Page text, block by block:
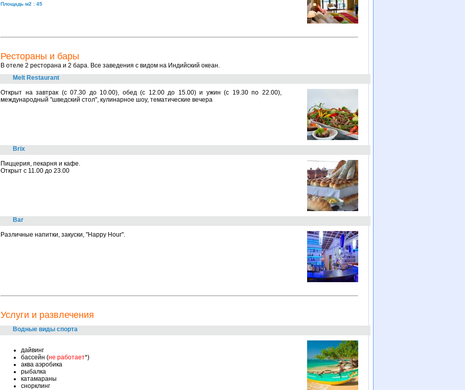
Площадь м2 : 45
Рестораны и бары
В отеле 2 ресторана и 2 бара. Все заведения с видом на Индийский океан.
Melt Restaurant
Открыт на завтрак (с 07.30 до 10.00), обед (с 12.00 до 15.00) и ужин (с 19.30 по 22.00),
международный "шведский стол", кулинарное шоу, тематические вечера
Brix
Пиццерия, пекарня и кафе.
Открыт с 11.00 до 23.00
Bar
Различные напитки, закуски, "Happy Hour".
Услуги и развлечения
Водные виды спорта
дайвинг
бассейн (не работает*)
аква аэробика
рыбалка
катамараны
снорклинг